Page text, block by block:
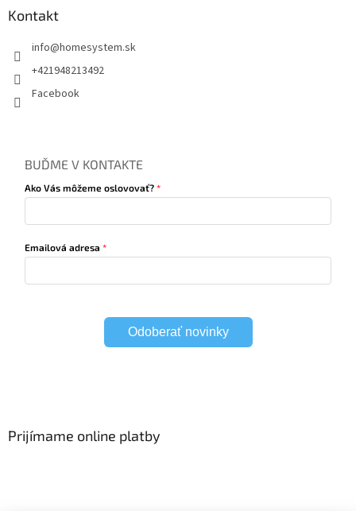
Kontakt
info@homesystem.sk
+421948213492
Facebook
BUĎME V KONTAKTE
Ako Vás môžeme oslovovať?
Emailová adresa
Odoberať novinky
Prijímame online platby